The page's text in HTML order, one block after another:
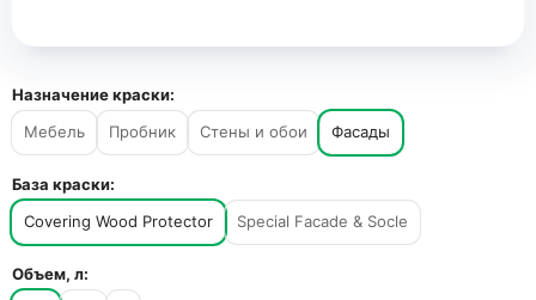
Назначение краски:
Мебель
Пробник Стены и обои Фасады
База краски:
Covering Wood Protector
Special Facade & Socle
Объем, л: